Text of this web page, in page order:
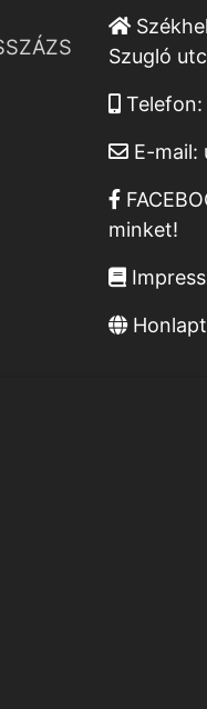
Szugló
Telefon:
E-mail:
minket!